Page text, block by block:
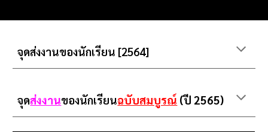
จุดส่งงานของนักเรียน [2564]
จุดส่งงานของนักเรียนฉบับสมบูรณ์ (ปี 2565)